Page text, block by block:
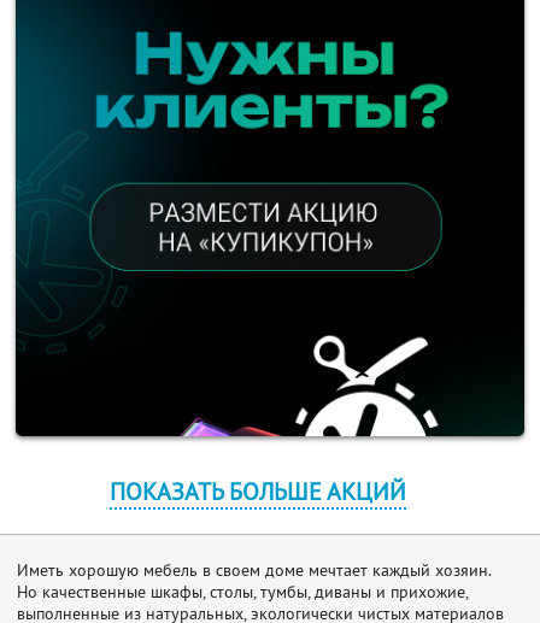
ПОКАЗАТЬ БОЛЬШЕ АКЦИЙ
Иметь хорошую мебель в своем доме мечтает каждый хозяин.
Но качественные шкафы, столы, тумбы, диваны и прихожие,
выполненные из натуральных, экологически чистых материалов